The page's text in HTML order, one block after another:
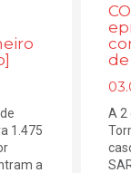
1.475
a
de
A 2